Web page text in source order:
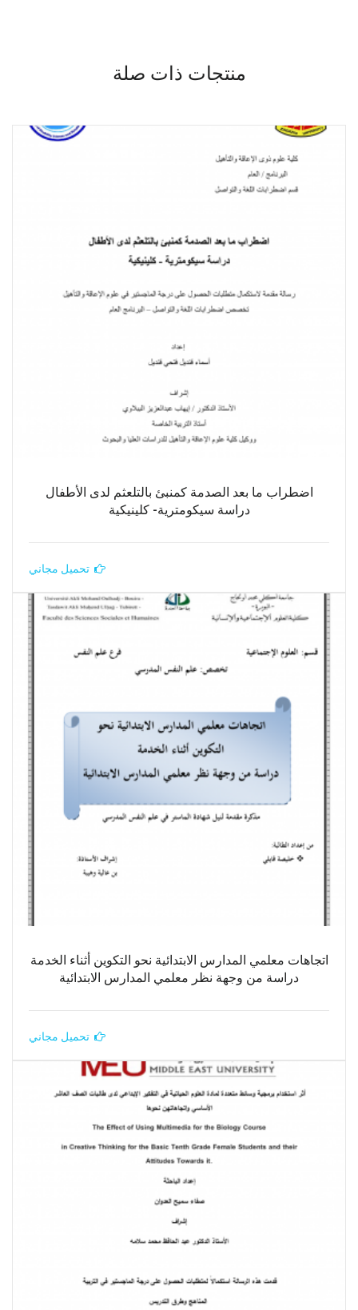
منتجات ذات صلة
اضطراب ما بعد الصدمة كمنبئ بالتلعثم لدى الأطفال
دراسة سيكومترية- كلينيكية
تحميل مجاني
اتجاهات معلمي المدارس الابتدائية نحو التكوين أثناء الخدمة
دراسة من وجهة نظر معلمي المدارس الابتدائية
تحميل مجاني